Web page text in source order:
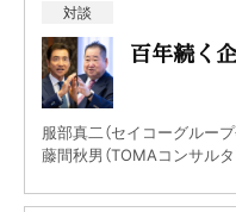
対談
百年続く
服部真二（セイコーグループ
藤間秋男（TOMAコンサル